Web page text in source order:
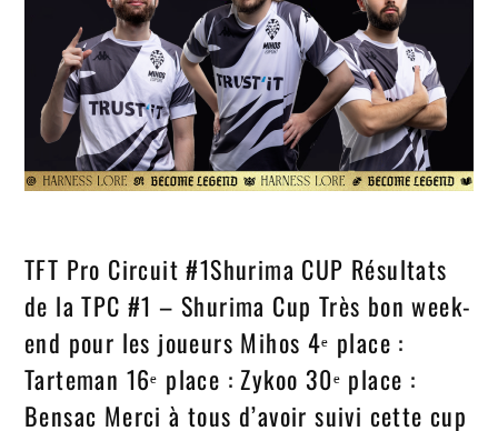
TFT Pro Circuit #1Shurima CUP Résultats
de la TPC #1 – Shurima Cup Très bon week-
end pour les joueurs Mihos 4ᵉ place :
Tarteman 16ᵉ place : Zykoo 30ᵉ place :
Bensac Merci à tous d’avoir suivi cette cup